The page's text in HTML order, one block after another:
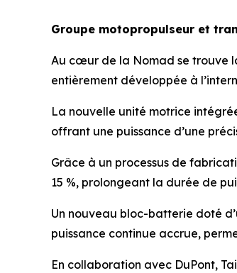
Groupe motopropulseur et
Au cœur de la Nomad se trouve
entièrement développée à
La nouvelle unité motrice
offrant une puissance d’une
Grâce à un processus de
15 %, prolongeant la durée de
Un nouveau bloc-batterie doté
puissance continue accrue,
En collaboration avec DuPont,